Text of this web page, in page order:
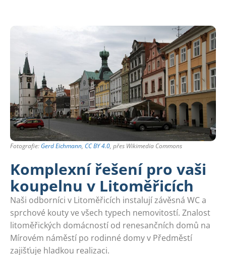
Fotografie: Gerd Eichmann, CC BY 4.0, přes Wikimedia Commons
Komplexní řešení pro vaši
koupelnu v Litoměřicích
Naši odborníci v Litoměřicích instalují závěsná WC a
sprchové kouty ve všech typech nemovitostí. Znalost
litoměřických domácností od renesančních domů na
Mírovém náměstí po rodinné domy v Předměstí
zajišťuje hladkou realizaci.